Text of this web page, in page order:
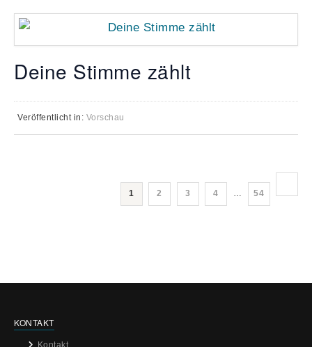
Deine Stimme zählt
Veröffentlicht in: Vorschau
1 2 3 4 … 54
KONTAKT
Kontakt